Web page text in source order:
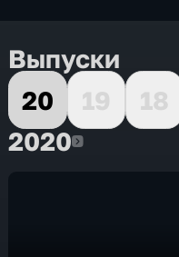
Выпуски
20
19 18
20202020